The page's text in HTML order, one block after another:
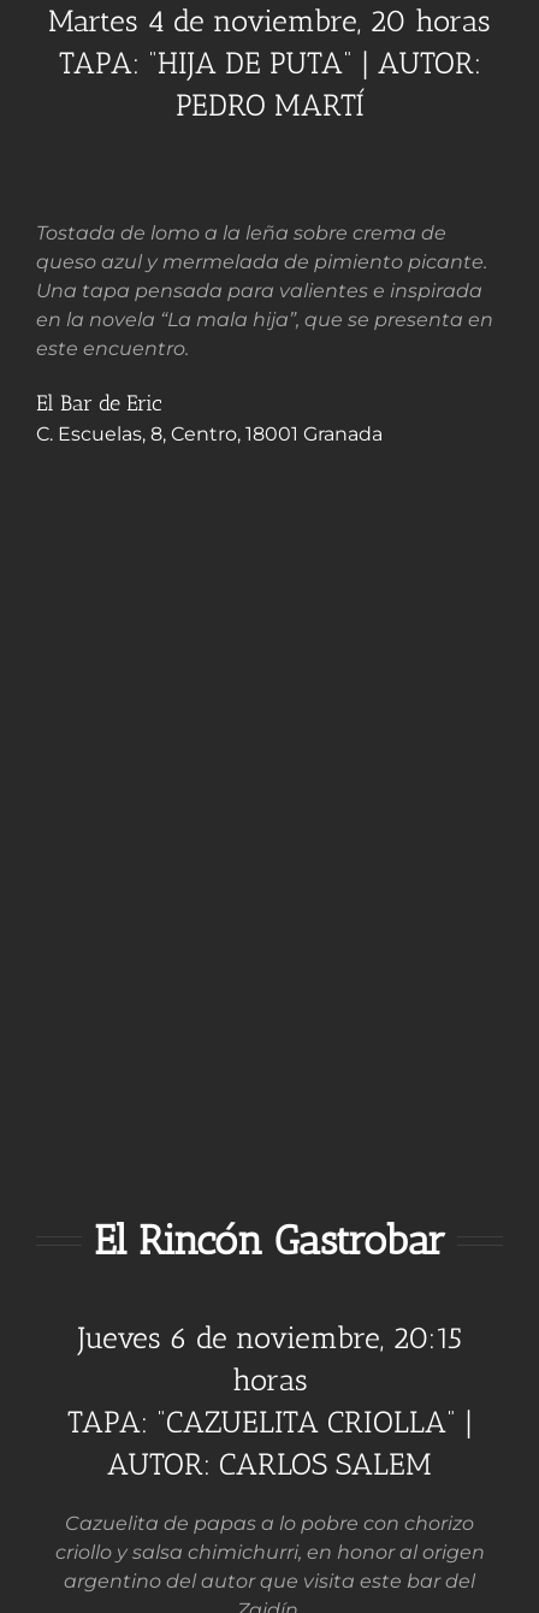
Martes 4 de noviembre, 20 horas
TAPA: “HIJA DE PUTA” | AUTOR:
PEDRO MARTÍ
Tostada de lomo a la leña sobre crema de
queso azul y mermelada de pimiento picante.
Una tapa pensada para valientes e inspirada
en la novela “La mala hija”, que se presenta en
este encuentro.
El Bar de Eric
C. Escuelas, 8, Centro, 18001 Granada
El Rincón Gastrobar
Jueves 6 de noviembre, 20:15
horas
TAPA: “CAZUELITA CRIOLLA” |
AUTOR: CARLOS SALEM
Cazuelita de papas a lo pobre con chorizo
criollo y salsa chimichurri, en honor al origen
argentino del autor que visita este bar del